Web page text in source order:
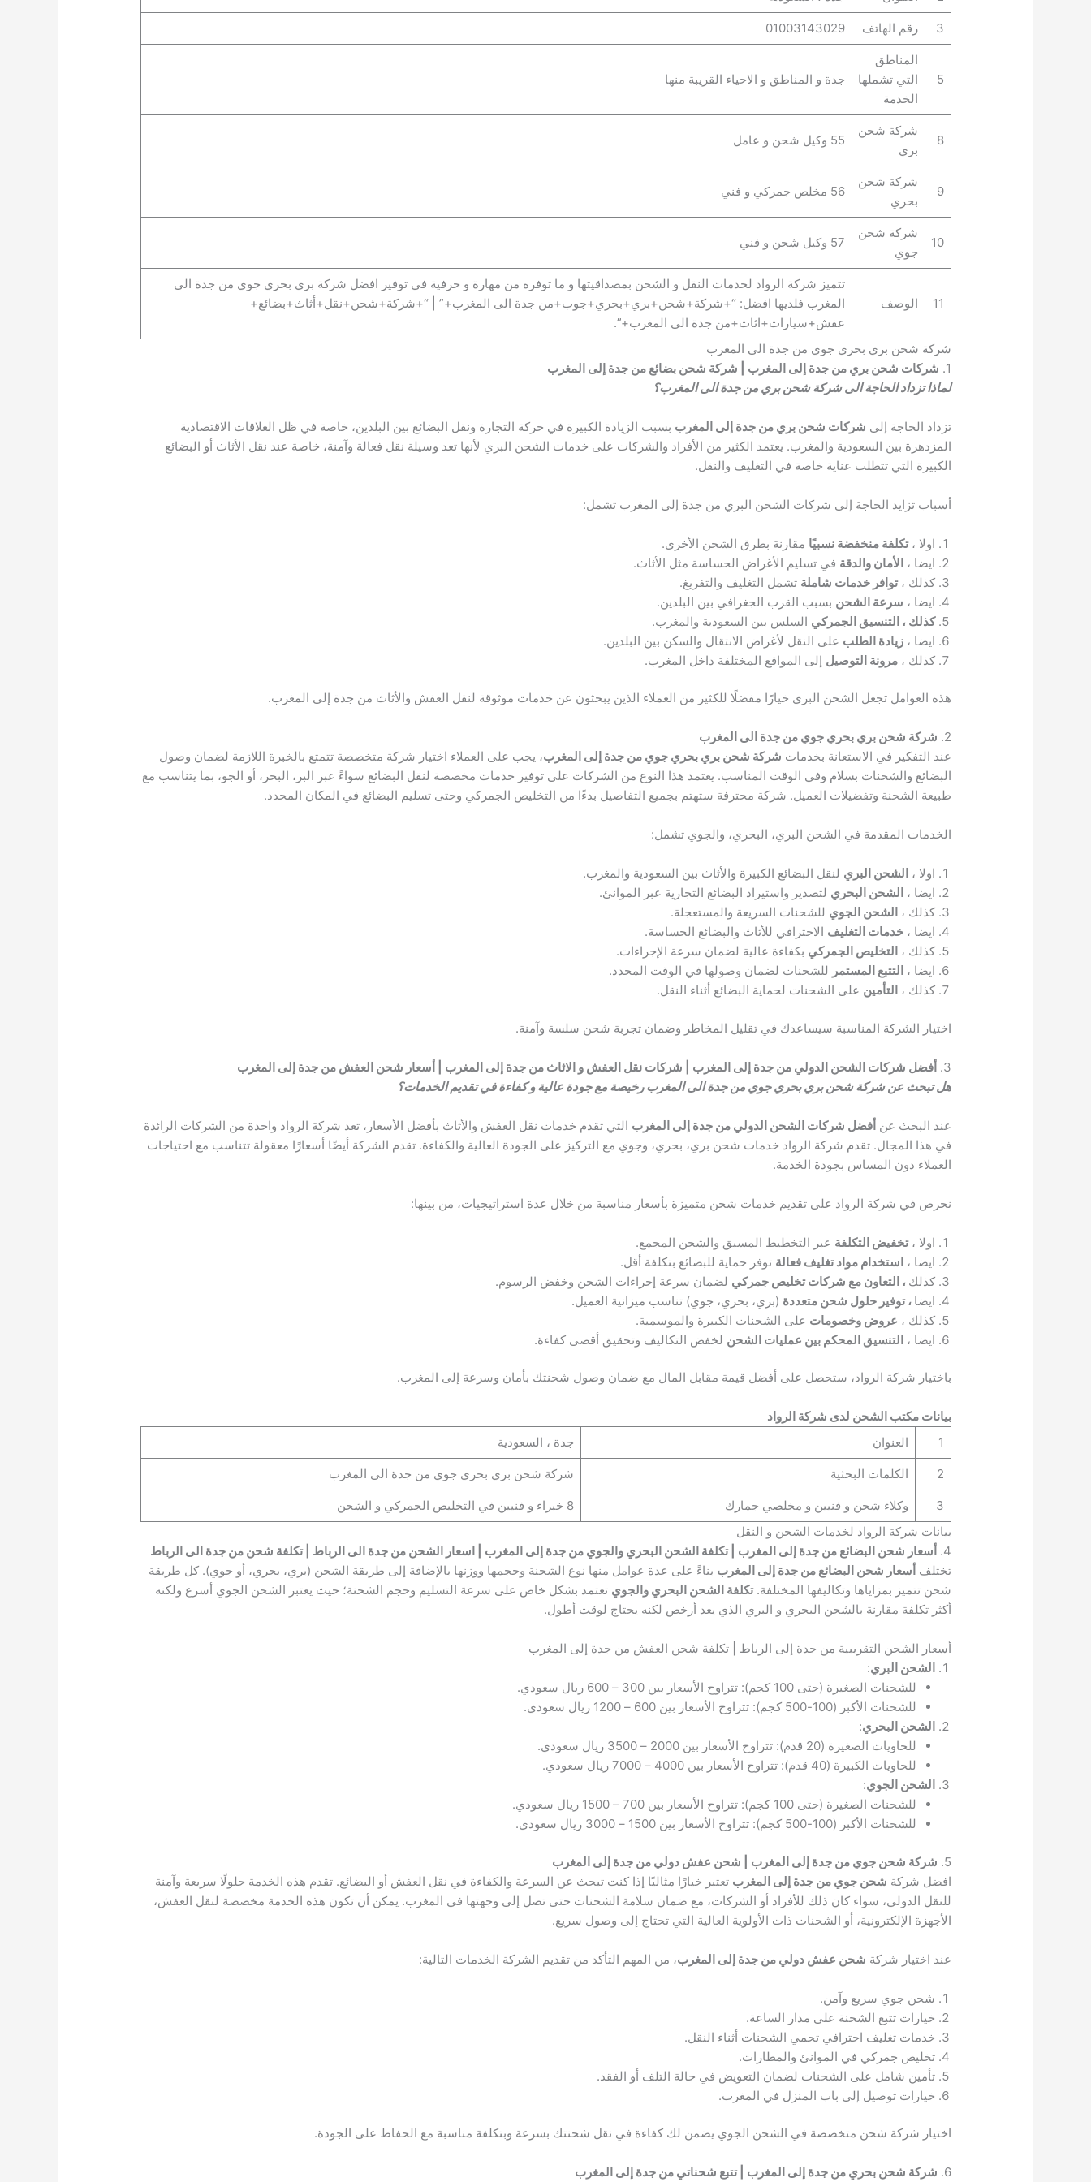
3 رقم الهاتف 01003143029
5
المناطق
التي تشملها
الخدمة
جدة و المناطق و الاحياء القريبة منها
8
شركة شحن
بري
55 وكيل شحن و عامل
9
شركة شحن
بحري
56 مخلص جمركي و فني
10
شركة شحن
جوي
57 وكيل شحن و فني
11 الوصف
تتميز شركة الرواد لخدمات النقل و الشحن بمصداقيتها و ما توفره من مهارة و حرفية في توفير افضل شركة بري بحري جوي من جدة الى
المغرب فلديها افضل: “+شركة+شحن+بري+بحري+جوب+من جدة الى المغرب+” | “+شركة+شحن+نقل+أثاث+بضائع+
عفش+سيارات+اثاث+من جدة الى المغرب+”.
شركة شحن بري بحري جوي من جدة الى المغرب
1. شركات شحن بري من جدة إلى المغرب | شركة شحن بضائع من جدة إلى المغرب
لماذا تزداد الحاجة الى شركة شحن بري من جدة الى المغرب؟
تزداد الحاجة إلى شركات شحن بري من جدة إلى المغرب بسبب الزيادة الكبيرة في حركة التجارة ونقل البضائع بين البلدين، خاصة في ظل العلاقات الاقتصادية
المزدهرة بين السعودية والمغرب. يعتمد الكثير من الأفراد والشركات على خدمات الشحن البري لأنها تعد وسيلة نقل فعالة وآمنة، خاصة عند نقل الأثاث أو البضائع
الكبيرة التي تتطلب عناية خاصة في التغليف والنقل.
أسباب تزايد الحاجة إلى شركات الشحن البري من جدة إلى المغرب تشمل:
اولا ،تكلفة منخفضة نسبيًا مقارنة بطرق الشحن الأخرى.
ايضا ،الأمان والدقة في تسليم الأغراض الحساسة مثل الأثاث.
كذلك ،توافر خدمات شاملة تشمل التغليف والتفريغ.
ايضا ، سرعة الشحن بسبب القرب الجغرافي بين البلدين.
كذلك ، التنسيق الجمركي السلس بين السعودية والمغرب.
ايضا ،زيادة الطلب على النقل لأغراض الانتقال والسكن بين البلدين.
كذلك ،مرونة التوصيل إلى المواقع المختلفة داخل المغرب.
هذه العوامل تجعل الشحن البري خيارًا مفضلًا للكثير من العملاء الذين يبحثون عن خدمات موثوقة لنقل العفش والأثاث من جدة إلى المغرب.
2. شركة شحن بري بحري جوي من جدة الى المغرب
عند التفكير في الاستعانة بخدمات شركة شحن بري بحري جوي من جدة إلى المغرب، يجب على العملاء اختيار شركة متخصصة تتمتع بالخبرة اللازمة لضمان وصول
البضائع والشحنات بسلام وفي الوقت المناسب. يعتمد هذا النوع من الشركات على توفير خدمات مخصصة لنقل البضائع سواءً عبر البر، البحر، أو الجو، بما يتناسب مع
طبيعة الشحنة وتفضيلات العميل. شركة محترفة ستهتم بجميع التفاصيل بدءًا من التخليص الجمركي وحتى تسليم البضائع في المكان المحدد.
الخدمات المقدمة في الشحن البري، البحري، والجوي تشمل:
اولا ،الشحن البري لنقل البضائع الكبيرة والأثاث بين السعودية والمغرب.
ايضا ،الشحن البحري لتصدير واستيراد البضائع التجارية عبر الموانئ.
كذلك ،الشحن الجوي للشحنات السريعة والمستعجلة.
ايضا ،خدمات التغليف الاحترافي للأثاث والبضائع الحساسة.
كذلك ،التخليص الجمركي بكفاءة عالية لضمان سرعة الإجراءات.
ايضا ،التتبع المستمر للشحنات لضمان وصولها في الوقت المحدد.
كذلك ،التأمين على الشحنات لحماية البضائع أثناء النقل.
اختيار الشركة المناسبة سيساعدك في تقليل المخاطر وضمان تجربة شحن سلسة وآمنة.
3. أفضل شركات الشحن الدولي من جدة إلى المغرب | شركات نقل العفش و الاثاث من جدة إلى المغرب | أسعار شحن العفش من جدة إلى المغرب
هل تبحث عن شركة شحن بري بحري جوي من جدة الى المغرب رخيصة مع جودة عالية و كفاءة في تقديم الخدمات؟
عند البحث عنأفضل شركات الشحن الدولي من جدة إلى المغرب التي تقدم خدمات نقل العفش والأثاث بأفضل الأسعار، تعد شركة الرواد واحدة من الشركات الرائدة
في هذا المجال. تقدم شركة الرواد خدمات شحن بري، بحري، وجوي مع التركيز على الجودة العالية والكفاءة. تقدم الشركة أيضًا أسعارًا معقولة تتناسب مع احتياجات
العملاء دون المساس بجودة الخدمة.
نحرص في شركة الرواد على تقديم خدمات شحن متميزة بأسعار مناسبة من خلال عدة استراتيجيات، من بينها:
اولا ،تخفيض التكلفة عبر التخطيط المسبق والشحن المجمع.
ايضا ،استخدام مواد تغليف فعالة توفر حماية للبضائع بتكلفة أقل.
كذلك ، التعاون مع شركات تخليص جمركي لضمان سرعة إجراءات الشحن وخفض الرسوم.
ايضا ، توفير حلول شحن متعددة (بري، بحري، جوي) تناسب ميزانية العميل.
كذلك ، عروض وخصومات على الشحنات الكبيرة والموسمية.
ايضا ،التنسيق المحكم بين عمليات الشحن لخفض التكاليف وتحقيق أقصى كفاءة.
باختيار شركة الرواد، ستحصل على أفضل قيمة مقابل المال مع ضمان وصول شحنتك بأمان وسرعة إلى المغرب.
بيانات مكتب الشحن لدى شركة الرواد
1
العنوان جدة ، السعودية
2 الكلمات البحثية شركة شحن بري بحري جوي من جدة الى المغرب
3 وكلاء شحن و فنيين و مخلصي جمارك
8 خبراء و فنيين في التخليص الجمركي و الشحن
بيانات شركة الرواد لخدمات الشحن و النقل
4. أسعار شحن البضائع من جدة إلى المغرب | تكلفة الشحن البحري والجوي من جدة إلى المغرب | اسعار الشحن من جدة الى الرباط | تكلفة شحن من جدة الى الرباط
تختلفأسعار شحن البضائع من جدة إلى المغرب بناءً على عدة عوامل منها نوع الشحنة وحجمها ووزنها بالإضافة إلى طريقة الشحن (بري، بحري، أو جوي). كل طريقة
شحن تتميز بمزاياها وتكاليفها المختلفة.تكلفة الشحن البحري والجوي تعتمد بشكل خاص على سرعة التسليم وحجم الشحنة؛ حيث يعتبر الشحن الجوي أسرع ولكنه
أكثر تكلفة مقارنة بالشحن البحري و البري الذي يعد أرخص لكنه يحتاج لوقت أطول.
أسعار الشحن التقريبية من جدة إلى الرباط | تكلفة شحن العفش من جدة إلى المغرب
الشحن البري:
للشحنات الصغيرة (حتى 100 كجم): تتراوح الأسعار بين 300 – 600 ريال سعودي.
للشحنات الأكبر (100-500 كجم): تتراوح الأسعار بين 600 – 1200 ريال سعودي.
الشحن البحري:
للحاويات الصغيرة (20 قدم): تتراوح الأسعار بين 2000 – 3500 ريال سعودي.
للحاويات الكبيرة (40 قدم): تتراوح الأسعار بين 4000 – 7000 ريال سعودي.
الشحن الجوي:
للشحنات الصغيرة (حتى 100 كجم): تتراوح الأسعار بين 700 – 1500 ريال سعودي.
للشحنات الأكبر (100-500 كجم): تتراوح الأسعار بين 1500 – 3000 ريال سعودي.
5. شركة شحن جوي من جدة إلى المغرب | شحن عفش دولي من جدة إلى المغرب
افضل شركة شحن جوي من جدة إلى المغرب تعتبر خيارًا مثاليًا إذا كنت تبحث عن السرعة والكفاءة في نقل العفش أو البضائع. تقدم هذه الخدمة حلولًا سريعة وآمنة
للنقل الدولي، سواء كان ذلك للأفراد أو الشركات، مع ضمان سلامة الشحنات حتى تصل إلى وجهتها في المغرب. يمكن أن تكون هذه الخدمة مخصصة لنقل العفش،
الأجهزة الإلكترونية، أو الشحنات ذات الأولوية العالية التي تحتاج إلى وصول سريع.
عند اختيار شركة شحن عفش دولي من جدة إلى المغرب، من المهم التأكد من تقديم الشركة الخدمات التالية:
شحن جوي سريع وآمن.
خيارات تتبع الشحنة على مدار الساعة.
خدمات تغليف احترافي تحمي الشحنات أثناء النقل.
تخليص جمركي في الموانئ والمطارات.
تأمين شامل على الشحنات لضمان التعويض في حالة التلف أو الفقد.
خيارات توصيل إلى باب المنزل في المغرب.
اختيار شركة شحن متخصصة في الشحن الجوي يضمن لك كفاءة في نقل شحنتك بسرعة وبتكلفة مناسبة مع الحفاظ على الجودة.
6. شركة شحن بحري من جدة إلى المغرب | تتبع شحناتي من جدة إلى المغرب